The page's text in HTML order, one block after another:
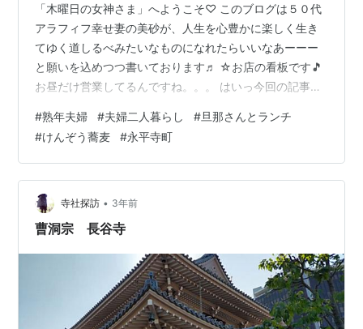
「木曜日の女神さま」へようこそ♡ このブログは５０代
アラフィフ幸せ妻の美砂が、人生を心豊かに楽しく生き
てゆく道しるべみたいなものになれたらいいなあーーー
と願いを込めつつ書いております♬ ☆お店の看板です🎵
お昼だけ営業してるんですね。。。 はいっ今回の記事は
とですが、 こちらのお蕎麦屋さん、ミシュランプレート
みたいなのをとって、 それからテレビで放送されてから
一気に有名になったらしく、 前回土日に寄ったときは、
予約もできず、すでに駐車場の空きがないくらい 人がい
っぱい並んでて、けっきょく違うところで食べたんで
す。 でも、今回は平日で予約もで…
#熟年夫婦 #夫婦二人暮らし #旦那さんとランチ
#けんぞう蕎麦 #永平寺町
寺社探訪 • 3年前
曹洞宗 長谷寺